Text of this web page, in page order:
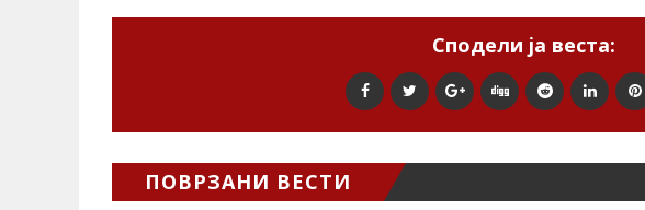
Сподели ја веста:
ПОВРЗАНИ ВЕСТИ